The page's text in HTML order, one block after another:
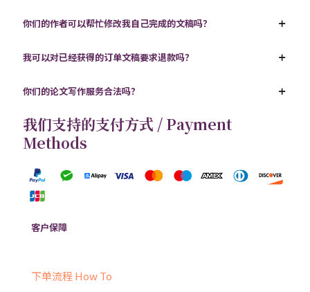
你们的作者可以帮忙修改我自己完成的文稿吗？
我可以对已经获得的订单文稿要求退款吗？
你们的论文写作服务合法吗？
我们支持的支付方式 / Payment
Methods
客户保障
下单流程 How To